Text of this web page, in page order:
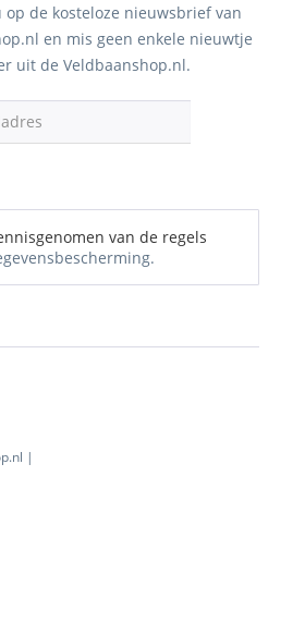
op de kosteloze nieuwsbrief van
en mis geen enkele nieuwtje
uit de Veldbaanshop.nl.
van de regels
|